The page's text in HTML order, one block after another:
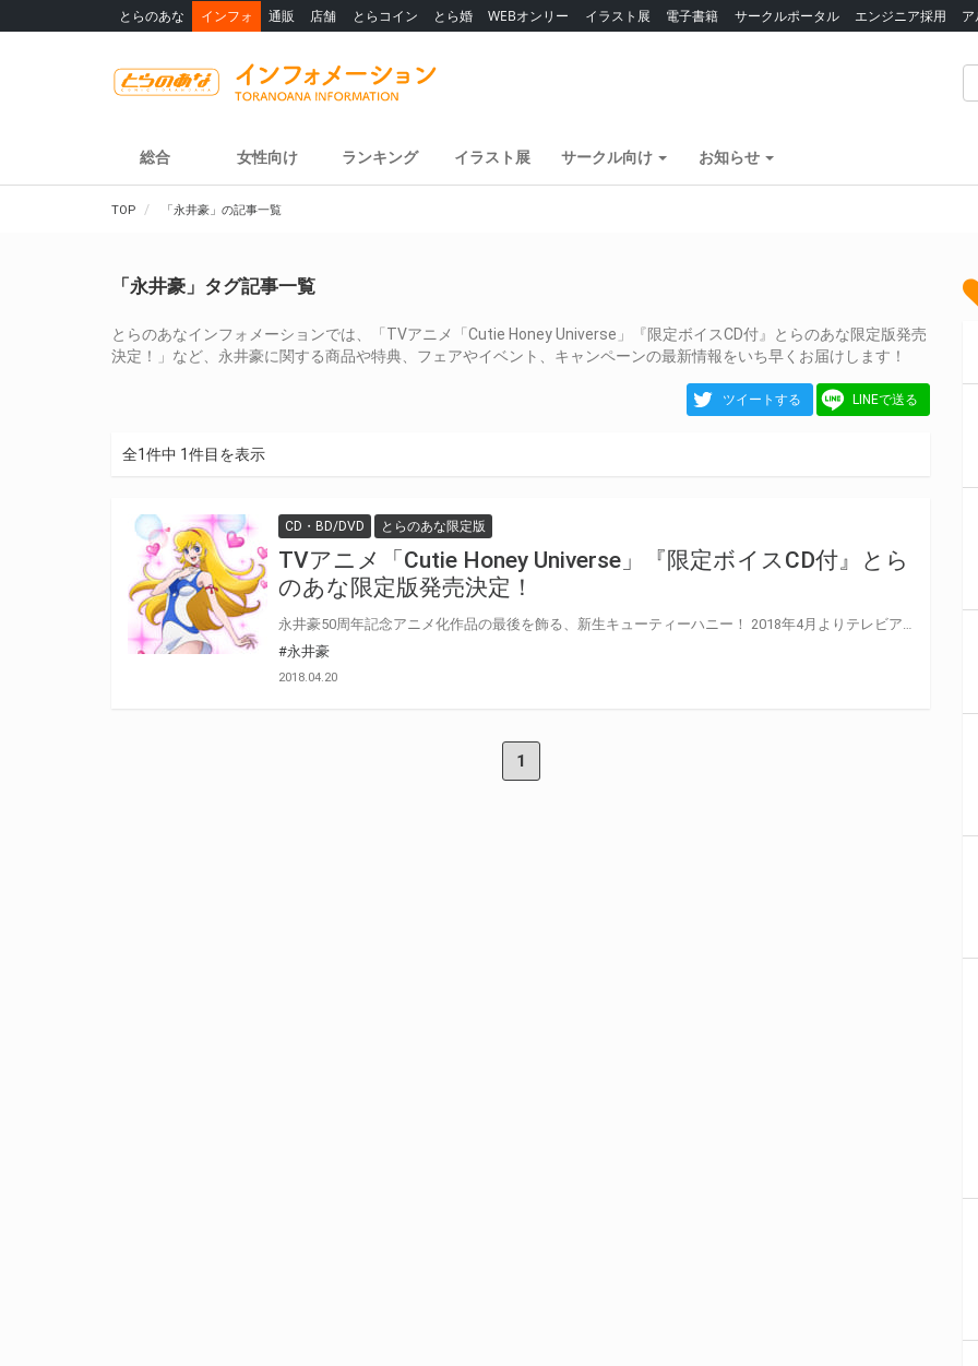
とらのあな インフォ 通販 店舗 とらコイン とら婚 WEBオンリー イラスト展 電子書籍 サークルポータル エンジニア採用
総合 女性向け ランキング イラスト展 サークル向け お知らせ
TOP 「永井豪」の記事一覧
「永井豪」タグ記事一覧
とらのあなインフォメーションでは、「TVアニメ「Cutie Honey Universe」『限定ボイスCD付』とらのあな限定版発売
決定！」など、永井豪に関する商品や特典、フェアやイベント、キャンペーンの最新情報をいち早くお届けします！
ツイートする LINEで送る
全1件中 1件目を表示
CD・BD/DVD とらのあな限定版
TVアニメ「Cutie Honey Universe」『限定ボイスCD付』とら
のあな限定版発売決定！
#永井豪
2018.04.20
1